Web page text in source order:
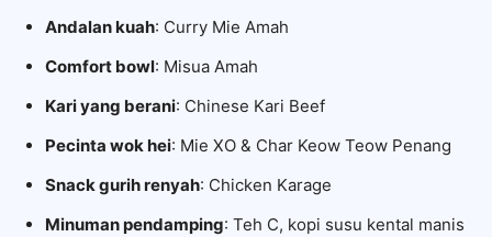
Andalan kuah: Curry Mie Amah
Comfort bowl: Misua Amah
Kari yang berani: Chinese Kari Beef
Pecinta wok hei: Mie XO & Char Keow Teow Penang
Snack gurih renyah: Chicken Karage
Minuman pendamping: Teh C, kopi susu kental manis